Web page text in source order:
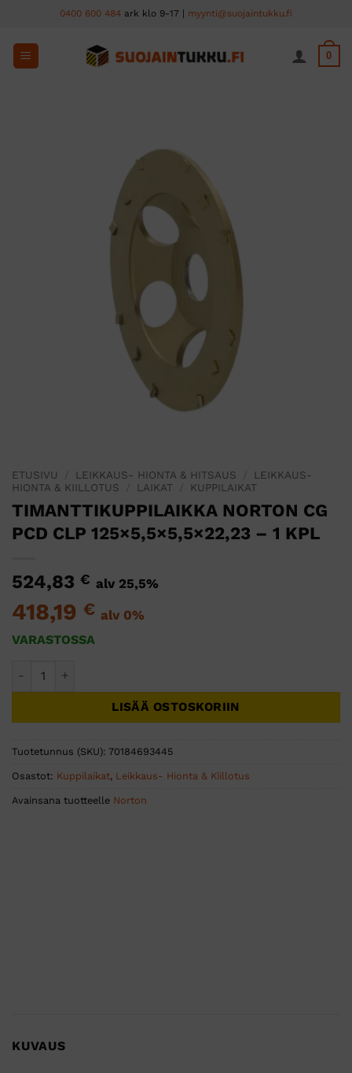
content
0400 600 484 ark klo 9-17 | myynti@suojaintukku.fi
0
ETUSIVU LEIKKAUS- HIONTA & HITSAUS
LEIKKAUS-
HIONTA & KIILLOTUS
LAIKAT KUPPILAIKAT
TIMANTTIKUPPILAIKKA NORTON CG
PCD CLP 125×5,5×5,5×22,23 – 1 KPL
524,83 € alv 25,5%
418,19 € alv 0%
VARASTOSSA
LISÄÄ OSTOSKORIIN
Tuotetunnus (SKU): 70184693445
Osastot: Kuppilaikat, Leikkaus- Hionta & Kiillotus
Avainsana tuotteelle Norton
KUVAUS